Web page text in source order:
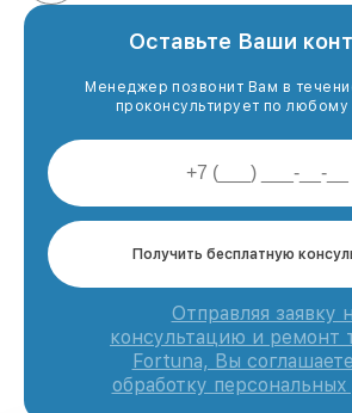
Оставьте Ваши
Менеджер позвонит Вам в
проконсультирует по
Получить бесплатную
Отправляя заявку
консультацию и ремонт
Fortuna, Вы
обработку